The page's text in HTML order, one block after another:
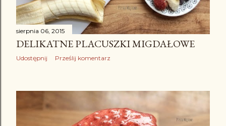
sierpnia 06, 2015
DELIKATNE PLACUSZKI MIGDAŁOWE
Udostępnij Prześlij komentarz